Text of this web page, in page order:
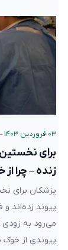
۰۳ فروردین ۱۴۰۳ – ۱۲:۰۵
برای نخستین
زنده – چرا
پزشکان برای
پیوند زده‌اند
می‌رود به زودی
پیوندی از خوک